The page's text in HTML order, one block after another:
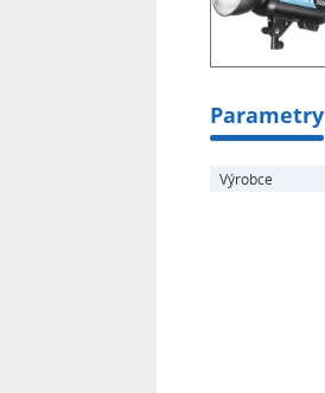
Parametry
Výrobce